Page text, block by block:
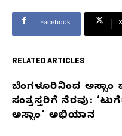
Facebook X
RELATED ARTICLES
RELATED
ARTICLES
ಬೆಂಗಳೂರಿನಿಂದ ಅಸ್ಸಾಂ
ಸಂತ್ರಸ್ತರಿಗೆ ನೆರವು:
ಅಸ್ಸಾಂ’ ಅಭಿಯಾನ